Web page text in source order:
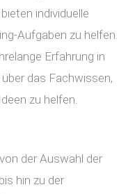
individuelle
Aufgaben zu helfen.
Erfahrung in
das Fachwissen,
zu helfen.
der Auswahl der
hin zu der